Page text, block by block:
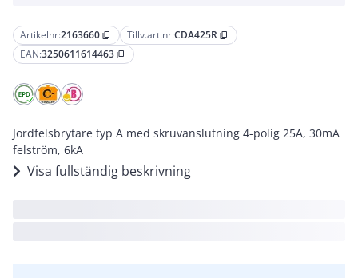
Artikelnr:2163660 content_copy Tillv.art.nr:CDA425R content_copy
EAN:3250611614463 content_copy
Jordfelsbrytare typ A med skruvanslutning 4-polig 25A, 30mA
felström, 6kA
Visa fullständig beskrivning